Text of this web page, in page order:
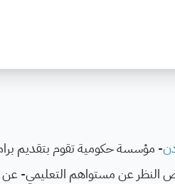
- مؤسسة حكومية تقوم بتقديم برامج
النظر عن مستواهم التعليمي- عن